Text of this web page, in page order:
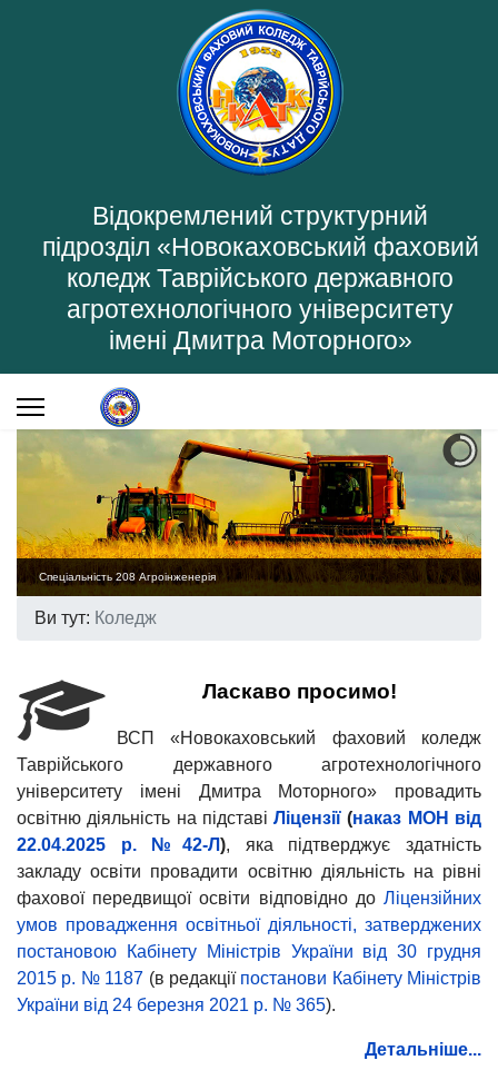
Відокремлений структурний
підрозділ «Новокаховський фаховий
коледж Таврійського державного
агротехнологічного університету
імені Дмитра Моторного»
Спеціальність 208 Агроінженерія
Ви тут: Коледж
Ласкаво просимо!
ВСП «Новокаховський фаховий коледж
Таврійського державного агротехнологічного
університету імені Дмитра Моторного» провадить
освітню діяльність на підставіЛіцензії (наказ МОН від
22.04.2025 р. №42-Л), яка підтверджує здатність
закладу освіти провадити освітню діяльність на рівні
фахової передвищої освіти відповідно до Ліцензійних
умов провадження освітньої діяльності, затверджених
постановою Кабінету Міністрів України від 30 грудня
2015 р. № 1187 (в редакції постанови Кабінету Міністрів
України від 24 березня 2021 р. № 365).
Детальніше...